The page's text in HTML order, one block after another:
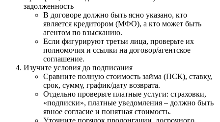
задолженность
В договоре должно быть ясно указано, кто
является кредитором (МФО), а кто может быть
агентом по взысканию.
Если фигурируют третьи лица, проверьте их
полномочия и ссылки на договор/агентское
соглашение.
Изучите условия до подписания
Сравните полную стоимость займа (ПСК), ставку,
срок, сумму, график/дату возврата.
Отдельно проверьте платные услуги: страховки,
«подписки», платные уведомления – должно быть
явное согласие и понятная стоимость.
Уточните порядок пролонгации, досрочного